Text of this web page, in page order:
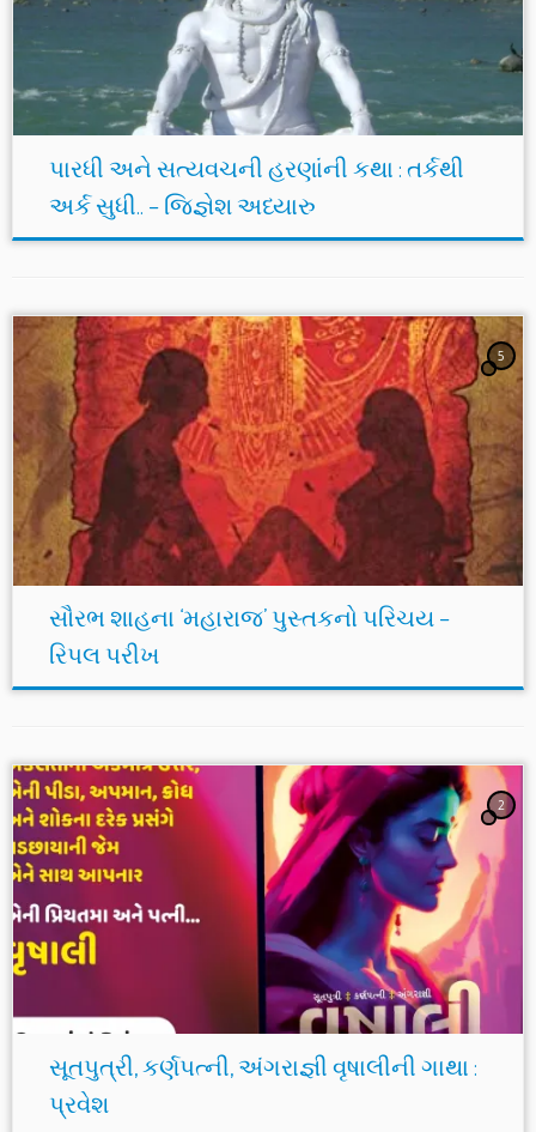
પારધી અને સત્યવચની હરણાંની કથા : તર્કથી
અર્ક સુધી.. – જિજ્ઞેશ અધ્યારુ
5
સૌરભ શાહના ‘મહારાજ’ પુસ્તકનો પરિચય –
રિપલ પરીખ
2
સૂતપુત્રી, કર્ણપત્ની, અંગરાજ્ઞી વૃષાલીની ગાથા :
પ્રવેશ